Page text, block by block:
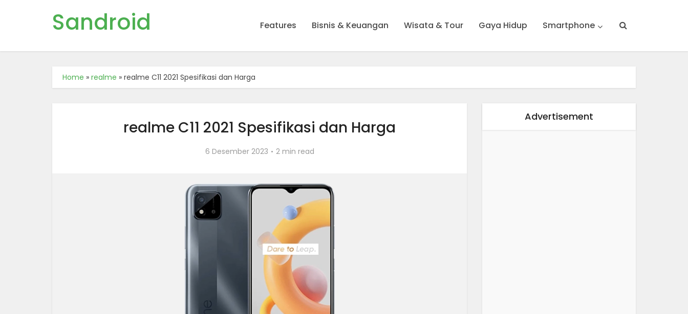
Sandroid Features Bisnis & Keuangan Wisata & Tour Gaya Hidup Smartphone
Home » realme » realme C11 2021 Spesifikasi dan Harga
realme C11 2021 Spesifikasi dan Harga
6 Desember 2023 2 min read
Advertisement